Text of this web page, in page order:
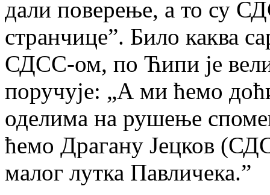
дали поверење, а то су
странчице”. Било каква
СДСС-ом, по Ћипи је
поручује: „А ми ћемо
оделима на рушење
ћемо Драгану Јецков
малог лутка Павличека.”